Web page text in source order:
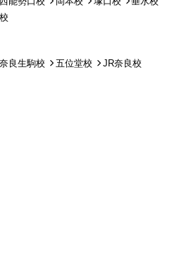
奈良生駒校 五位堂校
JR奈良校